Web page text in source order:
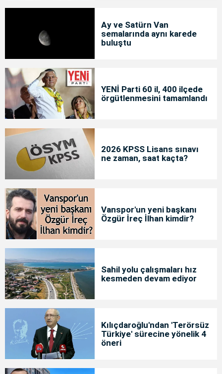
Ay ve Satürn Van
semalarında aynı karede
buluştu
YENİ Parti 60 il, 400 ilçede
örgütlenmesini tamamlandı
2026 KPSS Lisans sınavı
ne zaman, saat kaçta?
Vanspor'un yeni başkanı
Özgür İreç İlhan kimdir?
Sahil yolu çalışmaları hız
kesmeden devam ediyor
Kılıçdaroğlu'ndan 'Terörsüz
Türkiye' sürecine yönelik 4
öneri